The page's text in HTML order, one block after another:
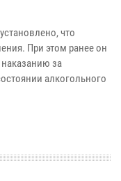
что
При этом ранее он
за
алкогольного